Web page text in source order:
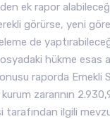
ek rapor
görürse, yeni
de
hükme esas
raporda Emekli
zararının
tarafından ilgili